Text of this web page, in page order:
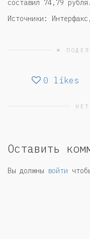
составил 74,79
Источники:
☀
0 likes
Оставить
Вы должны войти